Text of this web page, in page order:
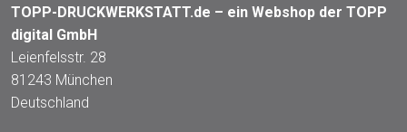
TOPP-DRUCKWERKSTATT.de – ein Webshop der TOPP
digital GmbH
Leienfelsstr. 28
81243 München
Deutschland